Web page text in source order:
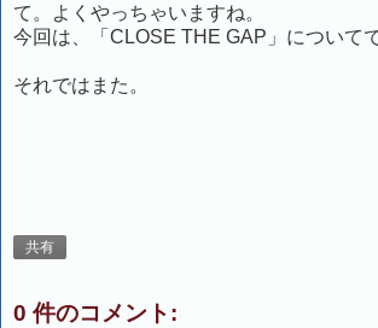
て。よくやっちゃいますね。
今回は、「CLOSE THE GAP」について
それではまた。
共有
0 件のコメント: